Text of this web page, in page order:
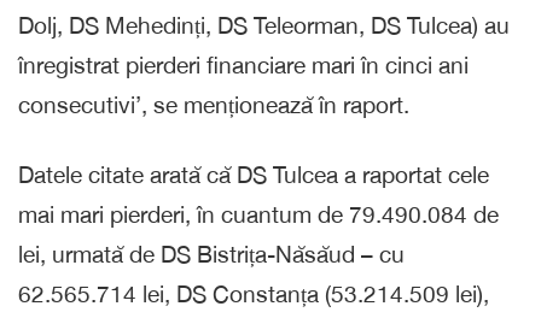
Dolj, DS Mehedinți, DS Teleorman, DS Tulcea) au
înregistrat pierderi financiare mari în cinci ani
consecutivi’, se menționează în raport.
Datele citate arată că DS Tulcea a raportat cele
mai mari pierderi, în cuantum de 79.490.084 de
lei, urmată de DS Bistrița-Năsăud – cu
62.565.714 lei, DS Constanța (53.214.509 lei),